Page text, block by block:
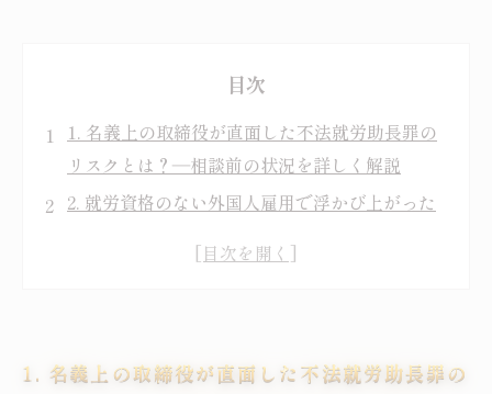
目次
1. 名義上の取締役が直面した不法就労助長罪の
リスクとは？―相談前の状況を詳しく解説
2. 就労資格のない外国人雇用で浮かび上がった
不法就労助長罪から退去強制を回避した事例
1. 名義上の取締役が直面した不法就労助長罪の